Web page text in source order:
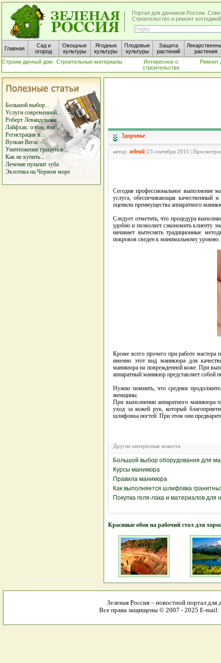
Портал для дачников России.
Строительство и ремонт
Главная
Сад и
огород
Овощные
культуры
Ягодные
культуры
Плодовые
культуры
Защита
растений
растения
Строим дачный дом
Строительные материалы
Интересное о
строительстве
Ремонт
Большой выбор...
Услуги современной...
Роберт Левандовски...
Лайфхак: о том, как...
Регистрация в...
Вулкан Вегас –...
Уничтожение грызунов...
Как не купить...
Лечение пульпит зуба
Экзотика на Черном море
Здоровье
автор: zelenii |23 сентября 2015 |
Сегодня профессиональное выполнение
услуга, обеспечивающая качественный
оценили преимущества аппаратного
Следует отметить, что процедура
удобно и позволяет сэкономить клиенту
начинает вытеснять традиционные
покровов сведен к минимальному уровню.
Кроме всего прочего при работе мастера
именно этот вид маникюра для
маникюра на поврежденной коже. При
аппаратный маникюр представляет собой
Нужно помнить, что средняя
женщины.
При выполнении аппаратного маникюра
уход за кожей рук, который
шлифовка ногтей. При этом они
Другие интересные новости
Большой выбор оборудования для
Курсы маникюра
Правила маникюра
Как выполняется шлифовка
Покупка геля-лака и материалов для
Красивые обои на рабочий стол для
Зеленая Россия – новостной портал для
Все права защищены © 2007 - 2025 E-mail: